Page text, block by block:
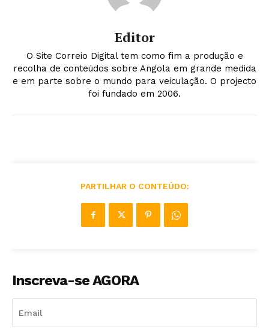
Editor
O Site Correio Digital tem como fim a produção e
recolha de conteúdos sobre Angola em grande medida
e em parte sobre o mundo para veiculação. O projecto
foi fundado em 2006.
PARTILHAR O CONTEÚDO:
Inscreva-se AGORA